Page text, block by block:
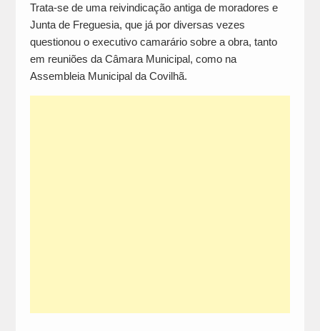
Trata-se de uma reivindicação antiga de moradores e
Junta de Freguesia, que já por diversas vezes
questionou o executivo camarário sobre a obra, tanto
em reuniões da Câmara Municipal, como na
Assembleia Municipal da Covilhã.